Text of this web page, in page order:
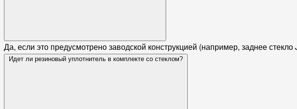
Да, если это предусмотрено заводской конструкцией (например, заднее
Идет ли резиновый уплотнитель в комплекте со стеклом?